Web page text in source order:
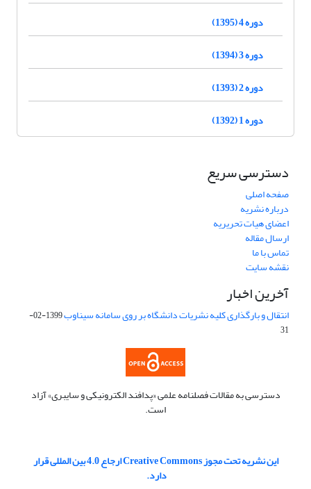
دوره 4 (1395)
دوره 3 (1394)
دوره 2 (1393)
دوره 1 (1392)
دسترسی سریع
صفحه اصلی
درباره نشریه
اعضای هیات تحریریه
ارسال مقاله
تماس با ما
نقشه سایت
آخرین اخبار
انتقال و بارگذاری کلیه نشریات دانشگاه بر روی سامانه سیناوب
1399-02-
31
دسترسی به مقالات فصلنامه علمی «پدافند الکترونیکی و سایبری» آزاد
است.
این نشریه تحت مجوز Creative Commons ارجاع 4.0 بین المللی قرار
دارد.